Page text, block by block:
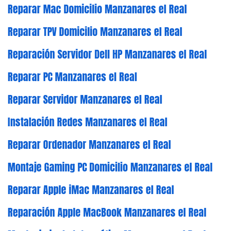
Reparar Mac Domicilio Manzanares el Real
Reparar TPV Domicilio Manzanares el Real
Reparación Servidor Dell HP Manzanares el Real
Reparar PC Manzanares el Real
Reparar Servidor Manzanares el Real
Instalación Redes Manzanares el Real
Reparar Ordenador Manzanares el Real
Montaje Gaming PC Domicilio Manzanares el Real
Reparar Apple iMac Manzanares el Real
Reparación Apple MacBook Manzanares el Real